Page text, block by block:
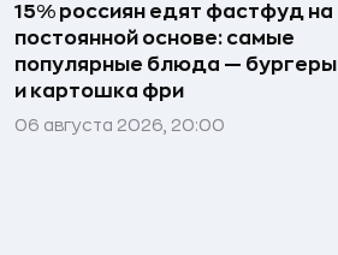
15% россиян едят фастфуд на
постоянной основе: самые
популярные блюда — бургеры
и картошка фри
06 августа 2026, 20:00